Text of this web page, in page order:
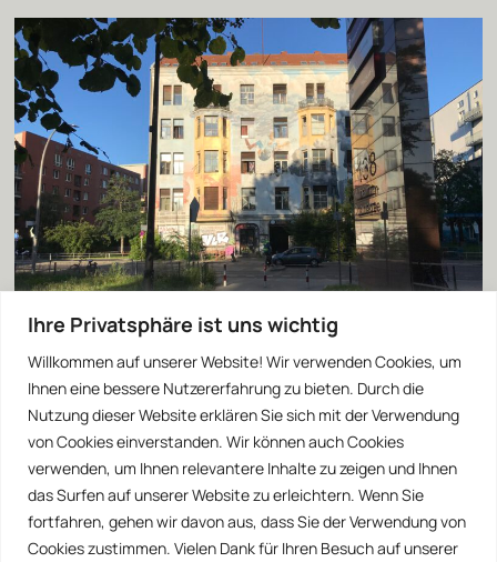
Ihre Privatsphäre ist uns wichtig
Willkommen auf unserer Website! Wir verwenden Cookies, um
Ihnen eine bessere Nutzererfahrung zu bieten. Durch die
Nutzung dieser Website erklären Sie sich mit der Verwendung
von Cookies einverstanden. Wir können auch Cookies
verwenden, um Ihnen relevantere Inhalte zu zeigen und Ihnen
das Surfen auf unserer Website zu erleichtern. Wenn Sie
fortfahren, gehen wir davon aus, dass Sie der Verwendung von
Cookies zustimmen. Vielen Dank für Ihren Besuch auf unserer